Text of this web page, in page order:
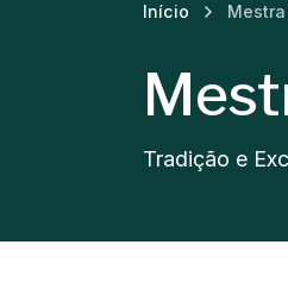
Início
Tradição e